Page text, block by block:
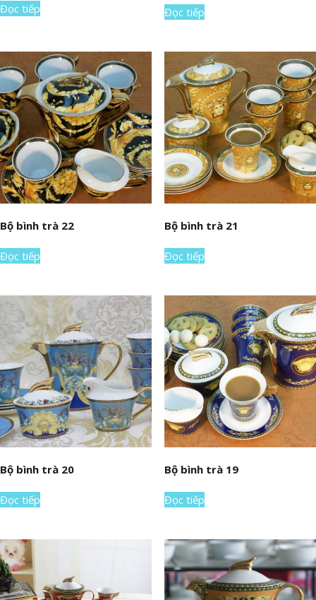
Đọc tiếp Đọc tiếp
Bộ bình trà 22
Đọc tiếp
Bộ bình trà 21
Đọc tiếp
Bộ bình trà 20
Đọc tiếp
Bộ bình trà 19
Đọc tiếp